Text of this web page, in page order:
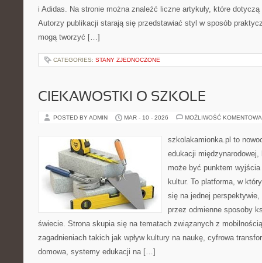
i Adidas. Na stronie można znaleźć liczne artykuły, które
Autorzy publikacji starają się przedstawiać styl w sposób
mogą tworzyć […]
CATEGORIES: STANY ZJEDNOCZONE
CIEKAWOSTKI O SZKOLE
POSTED BY ADMIN MAR - 10 - 2026 MOŻLIWOŚĆ
szkolakamionka.pl to
edukacji
może być punktem
kultur. To platforma, w
się na jednej
przez odmienne sposoby
świecie. Strona skupia się na tematach związanych z
zagadnieniach takich jak wpływ kultury na naukę, cyfrowa
domowa, systemy edukacji na […]